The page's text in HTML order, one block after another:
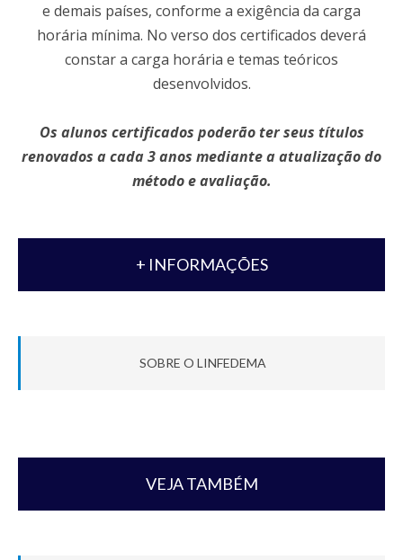
e demais países, conforme a exigência da carga
horária mínima. No verso dos certificados deverá
constar a carga horária e temas teóricos
desenvolvidos.
Os alunos certificados poderão ter seus títulos
renovados a cada 3 anos mediante a atualização do
método e avaliação.
+ INFORMAÇÕES
SOBRE O LINFEDEMA
VEJA TAMBÉM